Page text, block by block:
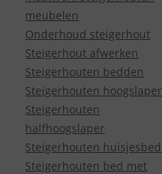
meubelen
Onderhoud steigerhout
Steigerhout afwerken
Steigerhouten bedden
Steigerhouten hoogslaper
Steigerhouten
halfhoogslaper
Steigerhouten huisjesbed
Steigerhouten bed met